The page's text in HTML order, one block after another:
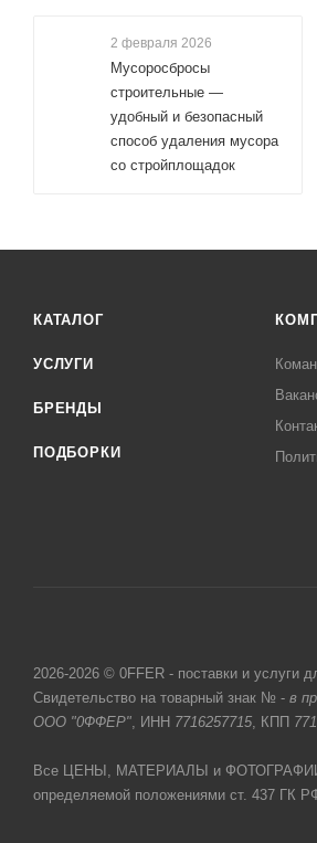
2 февраля 2026
Мусоросбросы
строительные —
удобный и безопасный
способ удаления мусора
со стройплощадок
КАТАЛОГ
УСЛУГИ
БРЕНДЫ
ПОДБОРКИ
2026-2026 © 0FFER - поставки и услуги
Свидетельство на товарный знак № - в
ООО "0ФФЕР", ИНН 7716257715, КПП
Все ЦЕНЫ, МАТЕРИАЛЫ и ФОТОГРАФИИ,
определяемой положениями ст. 437 ГК